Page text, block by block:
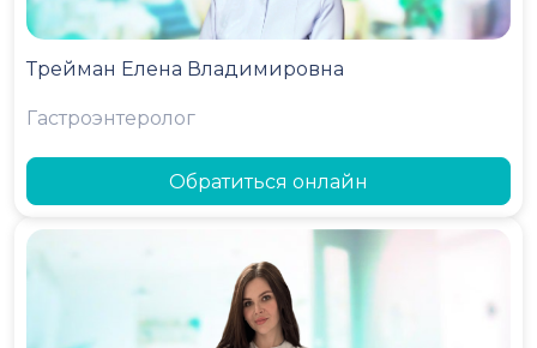
Трейман Елена Владимировна
Гастроэнтеролог
Обратиться онлайн